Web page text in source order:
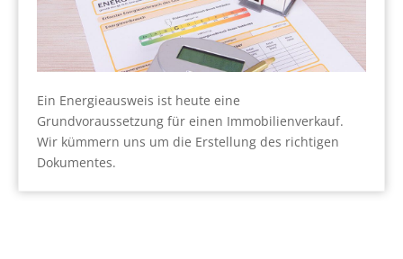
Ein Energieausweis ist heute eine
Grundvoraussetzung für einen Immobilienverkauf.
Wir kümmern uns um die Erstellung des richtigen
Dokumentes.